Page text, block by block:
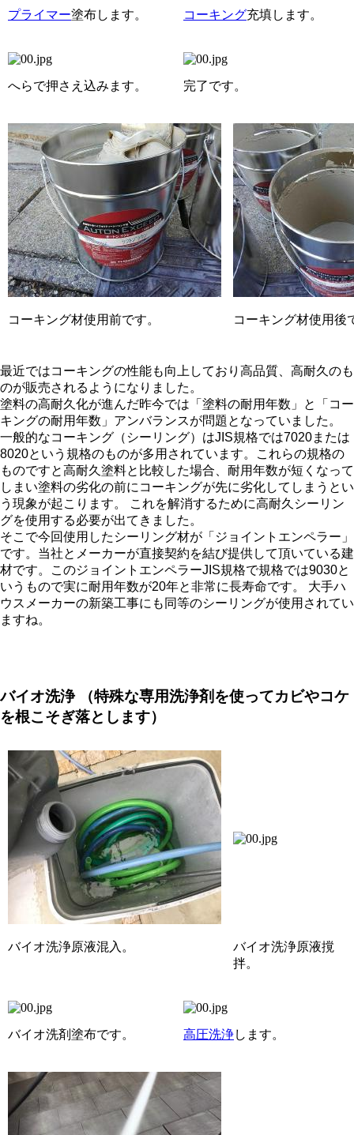
プライマー塗布します。 コーキング充填します。
へらで押さえ込みます。 完了です。
コーキング材使用前です。 コーキング材使用後
最近ではコーキングの性能も向上しており高品質、高耐久のも
のが販売されるようになりました。
塗料の高耐久化が進んだ昨今では「塗料の耐用年数」と「コー
キングの耐用年数」アンバランスが問題となっていました。
一般的なコーキング（シーリング）はJIS規格では7020または
8020という規格のものが多用されています。これらの規格の
ものですと高耐久塗料と比較した場合、耐用年数が短くなって
しまい塗料の劣化の前にコーキングが先に劣化してしまうとい
う現象が起こります。 これを解消するために高耐久シーリン
グを使用する必要が出てきました。
そこで今回使用したシーリング材が「ジョイントエンペラー」
です。当社とメーカーが直接契約を結び提供して頂いている建
材です。このジョイントエンペラーJIS規格で規格では9030と
いうもので実に耐用年数が20年と非常に長寿命です。 大手ハ
ウスメーカーの新築工事にも同等のシーリングが使用されてい
ますね。
バイオ洗浄（特殊な専用洗浄剤を使ってカビやコケ
を根こそぎ落とします）
バイオ洗浄原液混入。
バイオ洗浄原液撹
拌。
バイオ洗剤塗布です。 高圧洗浄します。